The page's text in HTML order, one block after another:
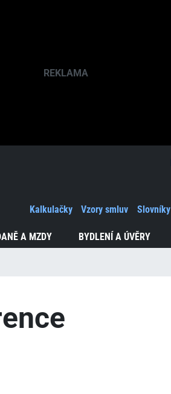
A MZDY BYDLENÍ A ÚVĚRY
Kalkulačky Vzory smluv Slovníky